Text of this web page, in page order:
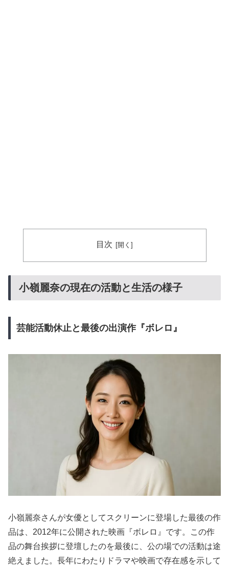
目次
小嶺麗奈の現在の活動と生活の様子
芸能活動休止と最後の出演作『ボレロ』
小嶺麗奈さんが女優としてスクリーンに登場した最後の作
品は、2012年に公開された映画『ボレロ』です。この作
品の舞台挨拶に登壇したのを最後に、公の場での活動は途
絶えました。長年にわたりドラマや映画で存在感を示して